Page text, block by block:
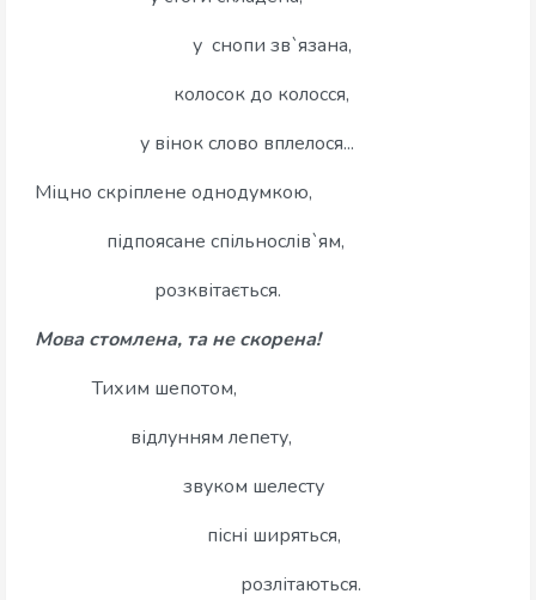
у снопи зв`язана,
колосок до колосся,
у вінок слово вплелося...
Міцно скріплене однодумкою,
підпоясане спільнослів`ям,
розквітається.
Мова стомлена, та не скорена!
Тихим шепотом,
відлунням лепету,
звуком шелесту
пісні ширяться,
розлітаються.